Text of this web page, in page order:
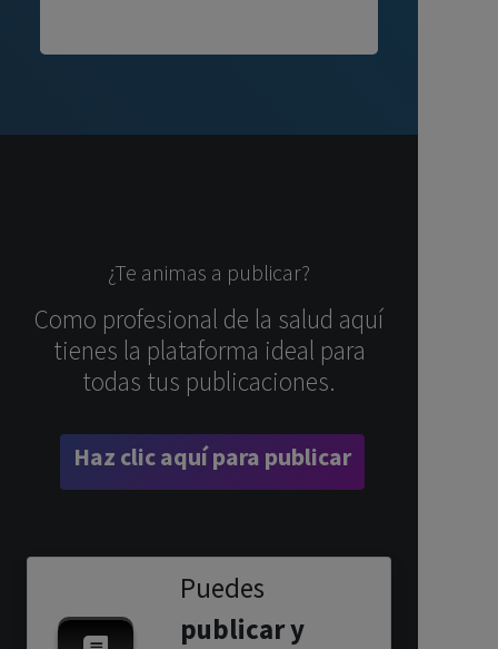
¿Te animas a publicar?
Como profesional de la salud aquí
tienes la plataforma ideal para
todas tus publicaciones.
Haz clic aquí para publicar
Puedes
publicar y